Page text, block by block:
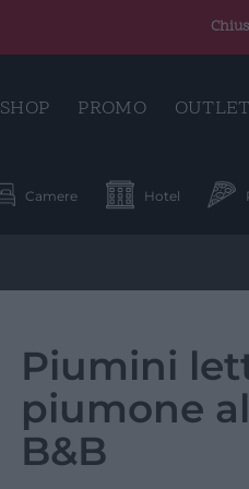
SHOP PROMO OUTLET
Camere Hotel
Piumini
piumone
B&B